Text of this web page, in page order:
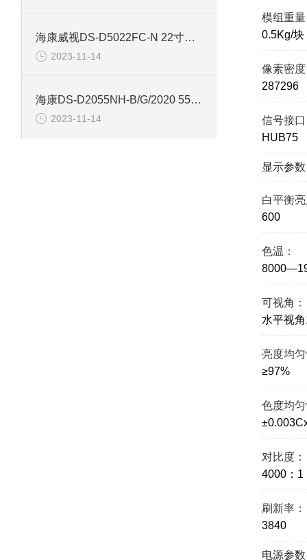
海康威视DS-D5022FC-N 22寸监控网络液晶显示器
2023-11-14
海康DS-D2055NH-B/G/2020 55寸网络监控显示器
2023-11-14
模组重
0.5Kg/块
像素密
287296
信号接
HUB75
显示参数
白平衡
600
色温：
可视角：
水平视
亮度均
≥97%
色度均
对比度：
4000：1
刷新率：
3840
电源参数